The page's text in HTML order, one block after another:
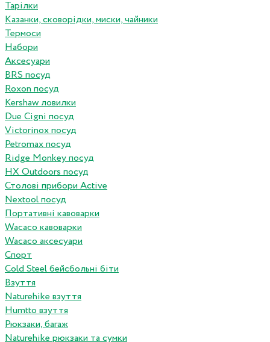
Тарілки
Казанки, сковорідки, миски, чайники
Термоси
Набори
Аксесуари
BRS посуд
Roxon посуд
Kershaw ловилки
Due Cigni посуд
Victorinox посуд
Petromax посуд
Ridge Monkey посуд
HX Outdoors посуд
Столові прибори Active
Nextool посуд
Портативні кавоварки
Wacaco кавоварки
Wacaco аксесуари
Спорт
Cold Steel бейсбольні біти
Взуття
Naturehike взуття
Humtto взуття
Рюкзаки, багаж
Naturehike рюкзаки та сумки